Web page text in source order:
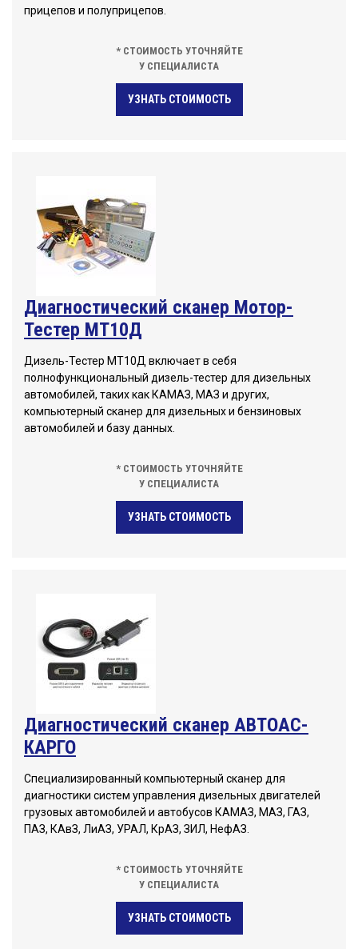
прицепов и полуприцепов.
* СТОИМОСТЬ УТОЧНЯЙТЕ
У СПЕЦИАЛИСТА
УЗНАТЬ СТОИМОСТЬ
Диагностический сканер Мотор-
Тестер МТ10Д
Дизель-Тестер МТ10Д включает в себя
полнофункциональный дизель-тестер для дизельных
автомобилей, таких как КАМАЗ, МАЗ и других,
компьютерный сканер для дизельных и бензиновых
автомобилей и базу данных.
* СТОИМОСТЬ УТОЧНЯЙТЕ
У СПЕЦИАЛИСТА
УЗНАТЬ СТОИМОСТЬ
Диагностический сканер АВТОАС-
КАРГО
Специализированный компьютерный сканер для
диагностики систем управления дизельных двигателей
грузовых автомобилей и автобусов КАМАЗ, МАЗ, ГАЗ,
ПАЗ, КАвЗ, ЛиАЗ, УРАЛ, КрАЗ, ЗИЛ, НефАЗ.
* СТОИМОСТЬ УТОЧНЯЙТЕ
У СПЕЦИАЛИСТА
УЗНАТЬ СТОИМОСТЬ